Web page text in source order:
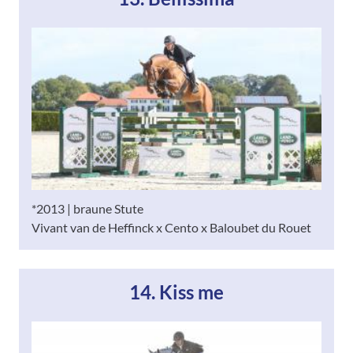
*2013 | braune Stute
Vivant van de Heffinck x Cento x Baloubet du Rouet
14. Kiss me